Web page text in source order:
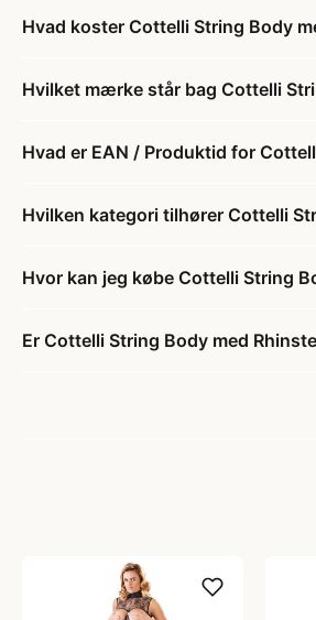
Hvad koster Cottelli String Body
Hvilket mærke står bag Cottelli
Hvad er EAN / Produktid for
Hvilken kategori tilhører Cottelli
Hvor kan jeg købe Cottelli String
Er Cottelli String Body med